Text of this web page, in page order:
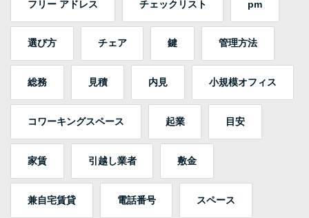
フリー アドレス チェックリスト pm
選び方 チェア 鍵 管理方法
総務 見積 内見 小規模オフィス
コワーキングスペース 起業 目安
家賃 引越し業者 敷金
兼自宅賃貸 電話番号 スペース